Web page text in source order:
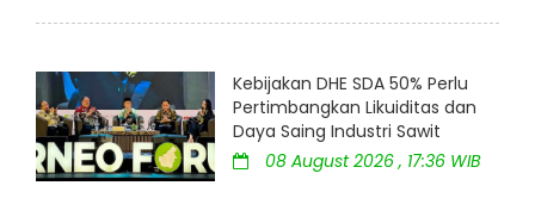
Kebijakan DHE SDA 50% Perlu
Pertimbangkan Likuiditas dan
Daya Saing Industri Sawit
08 August 2026 , 17:36 WIB